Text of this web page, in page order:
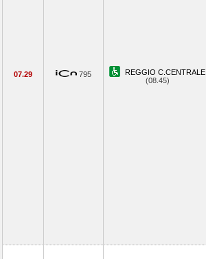
07.29 795
REGGIO C.CENTRALE
(08.45)